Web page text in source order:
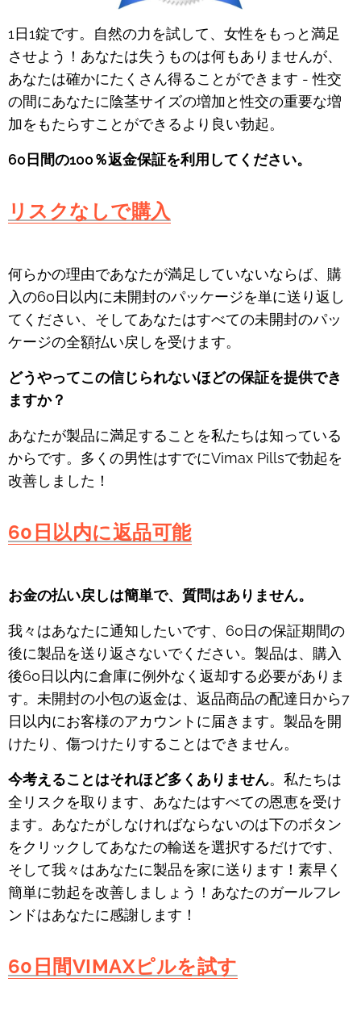
1日1錠です。自然の力を試して、女性をもっと満足
させよう！あなたは失うものは何もありませんが、
あなたは確かにたくさん得ることができます - 性交
の間にあなたに陰茎サイズの増加と性交の重要な増
加をもたらすことができるより良い勃起。
60日間の100％返金保証を利用してください。
リスクなしで購入
何らかの理由であなたが満足していないならば、購
入の60日以内に未開封のパッケージを単に送り返し
てください、そしてあなたはすべての未開封のパッ
ケージの全額払い戻しを受けます。
どうやってこの信じられないほどの保証を提供でき
ますか？
あなたが製品に満足することを私たちは知っている
からです。多くの男性はすでにVimax Pillsで勃起を
改善しました！
60日以内に返品可能
お金の払い戻しは簡単で、質問はありません。
我々はあなたに通知したいです、60日の保証期間の
後に製品を送り返さないでください。製品は、購入
後60日以内に倉庫に例外なく返却する必要がありま
す。未開封の小包の返金は、返品商品の配達日から7
日以内にお客様のアカウントに届きます。製品を開
けたり、傷つけたりすることはできません。
今考えることはそれほど多くありません。私たちは
全リスクを取ります、あなたはすべての恩恵を受け
ます。あなたがしなければならないのは下のボタン
をクリックしてあなたの輸送を選択するだけです、
そして我々はあなたに製品を家に送ります！素早く
簡単に勃起を改善しましょう！あなたのガールフレ
ンドはあなたに感謝します！
60日間VIMAXピルを試す